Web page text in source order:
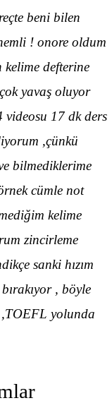
beni bilen
! onore oldum
defterine
yavaş oluyor
17 dk ders
,çünkü
bilmediklerime
cümle not
kelime
zincirleme
sanki hızım
, böyle
,TOEFL yolunda